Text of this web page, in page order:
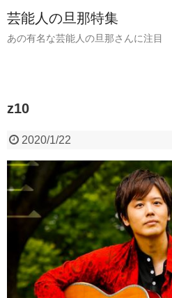
芸能人の旦那特集
あの有名な芸能人の旦那さんに注目
z10
2020/1/22